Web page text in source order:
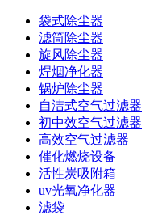
袋式除尘器
滤筒除尘器
旋风除尘器
焊烟净化器
锅炉除尘器
自洁式空气过滤器
初中效空气过滤器
高效空气过滤器
催化燃烧设备
活性炭吸附箱
uv光氧净化器
滤袋